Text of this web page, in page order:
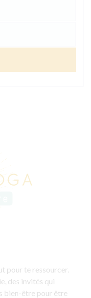
pour te ressourcer.
des invités qui
bien-être pour être